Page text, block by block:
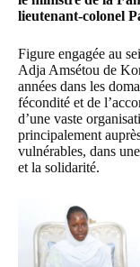
lieutenant-colonel
Figure engagée au
Adja Amsétou de
années dans les
fécondité et de
d’une vaste
principalement
vulnérables, dans
et la solidarité.